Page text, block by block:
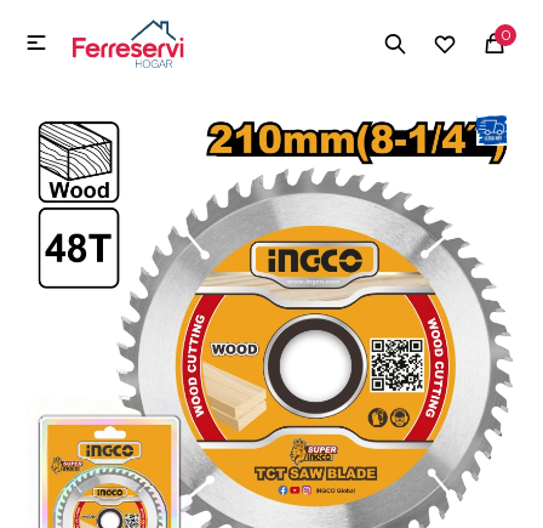
0

MI CUENTA
Herramientas y Construcción
Electrodomésticos
Tecnología
Deportes